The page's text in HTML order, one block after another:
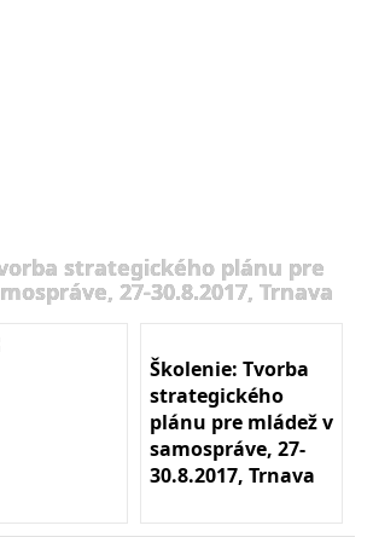
strategického plánu pre
27-30.8.2017, Trnava
Školenie: Tvorba
strategického
plánu pre mládež v
samospráve, 27-
30.8.2017, Trnava